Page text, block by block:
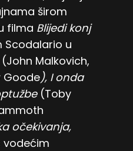
širom
filma Blijedi konj
Scodalario u
Malkovich,
Goode), I onda
(Toby
očekivanja,
vodećim